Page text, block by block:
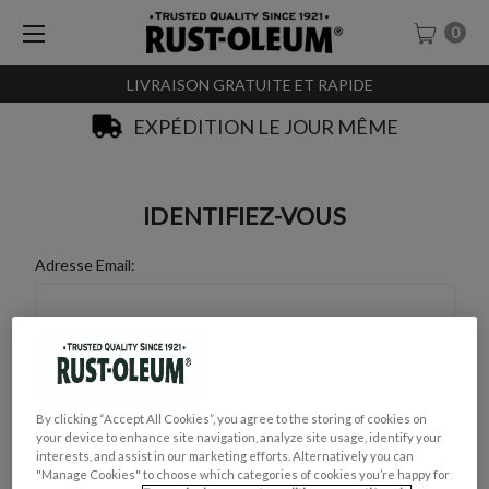
LIVRAISON GRATUITE ET RAPIDE
0
EXPÉDITION LE JOUR MÊME
IDENTIFIEZ-VOUS
Adresse Email:
Mot de Passe :
By clicking “Accept All Cookies”, you agree to the storing of cookies on
your device to enhance site navigation, analyze site usage, identify your
interests, and assist in our marketing efforts. Alternatively you can
"Manage Cookies" to choose which categories of cookies you’re happy for